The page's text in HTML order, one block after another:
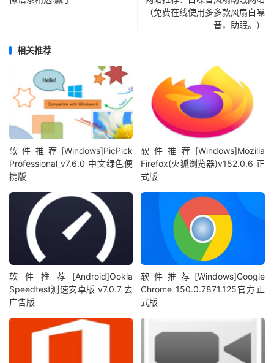
（免费在线使用多多款风扇白噪
音，助眠。）
相关推荐
软件推荐[Windows]PicPick
Professional_v7.6.0 中文绿色便
携版
软件推荐[Windows]Mozilla
Firefox(火狐浏览器)v152.0.6 正
式版
软件推荐[Android]Ookla
Speedtest测速安卓版 v7.0.7 去
广告版
软件推荐[Windows]Google
Chrome 150.0.7871.125官方正
式版